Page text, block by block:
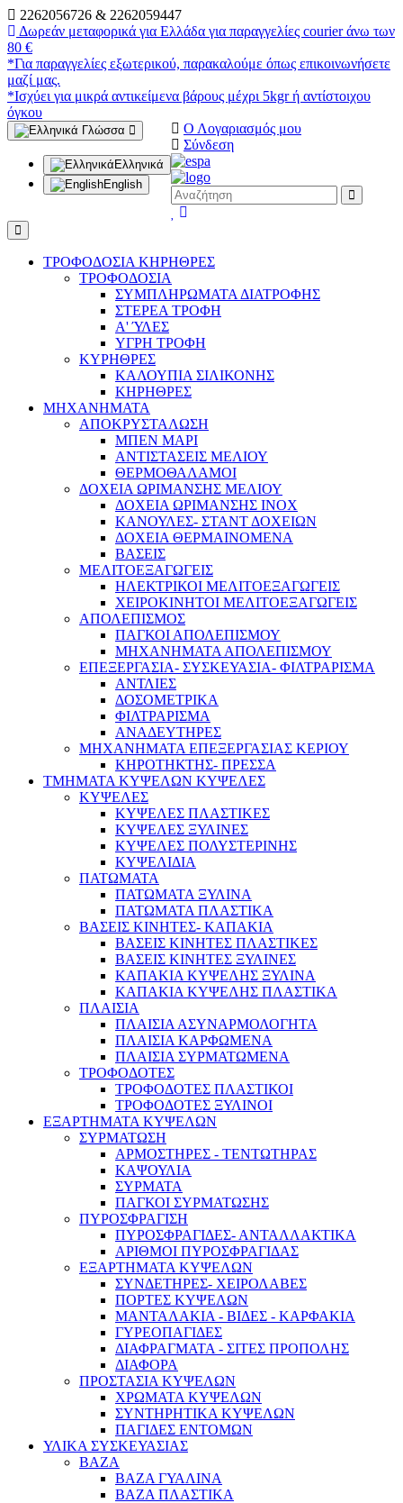
2262056726 & 2262059447
Δωρεάν μεταφορικά για Ελλάδα για παραγγελίες courier άνω των
80 €
*Για παραγγελίες εξωτερικού, παρακαλούμε όπως επικοινωνήσετε
μαζί μας.
*Ισχύει για μικρά αντικείμενα βάρους μέχρι 5kgr ή αντίστοιχου
όγκου
Γλώσσα
Ελληνικά
English
Ο Λογαριασμός μου
Σύνδεση
search
wish
cart
wish
ΤΡΟΦΟΔΟΣΙΑ ΚΗΡΗΘΡΕΣ
ΤΡΟΦΟΔΟΣΙΑ
ΣΥΜΠΛΗΡΩΜΑΤΑ ΔΙΑΤΡΟΦΗΣ
ΣΤΕΡΕΑ ΤΡΟΦΗ
Α' ΎΛΕΣ
ΥΓΡΗ ΤΡΟΦΗ
ΚΥΡΗΘΡΕΣ
ΚΑΛΟΥΠΙΑ ΣΙΛΙΚΟΝΗΣ
ΚΗΡΗΘΡΕΣ
ΜΗΧΑΝΗΜΑΤΑ
ΑΠΟΚΡΥΣΤΑΛΩΣΗ
ΜΠΕΝ ΜΑΡΙ
ΑΝΤΙΣΤΑΣΕΙΣ ΜΕΛΙΟΥ
ΘΕΡΜΟΘΑΛΑΜΟΙ
ΔΟΧΕΙΑ ΩΡΙΜΑΝΣΗΣ ΜΕΛΙΟΥ
ΔΟΧΕΙΑ ΩΡΙΜΑΝΣΗΣ INOX
ΚΑΝΟΥΛΕΣ- ΣΤΑΝΤ ΔΟΧΕΙΩΝ
ΔΟΧΕΙΑ ΘΕΡΜΑΙΝΟΜΕΝΑ
ΒΑΣΕΙΣ
ΜΕΛΙΤΟΕΞΑΓΩΓΕΙΣ
ΗΛΕΚΤΡΙΚΟΙ ΜΕΛΙΤΟΕΞΑΓΩΓΕΙΣ
ΧΕΙΡΟΚΙΝΗΤΟΙ ΜΕΛΙΤΟΕΞΑΓΩΓΕΙΣ
ΑΠΟΛΕΠΙΣΜΟΣ
ΠΑΓΚΟΙ ΑΠΟΛΕΠΙΣΜΟΥ
ΜΗΧΑΝΗΜΑΤΑ ΑΠΟΛΕΠΙΣΜΟΥ
ΕΠΕΞΕΡΓΑΣΙΑ- ΣΥΣΚΕΥΑΣΙΑ- ΦΙΛΤΡΑΡΙΣΜΑ
ΑΝΤΛΙΕΣ
ΔΟΣΟΜΕΤΡΙΚΑ
ΦΙΛΤΡΑΡΙΣΜΑ
ΑΝΑΔΕΥΤΗΡΕΣ
ΜΗΧΑΝΗΜΑΤΑ ΕΠΕΞΕΡΓΑΣΙΑΣ ΚΕΡΙΟΥ
ΚΗΡΟΤΗΚΤΗΣ- ΠΡΕΣΣΑ
ΤΜΗΜΑΤΑ ΚΥΨΕΛΩΝ ΚΥΨΕΛΕΣ
ΚΥΨΕΛΕΣ
ΚΥΨΕΛΕΣ ΠΛΑΣΤΙΚΕΣ
ΚΥΨΕΛΕΣ ΞΥΛΙΝΕΣ
ΚΥΨΕΛΕΣ ΠΟΛΥΣΤΕΡΙΝΗΣ
ΚΥΨΕΛΙΔΙΑ
ΠΑΤΩΜΑΤΑ
ΠΑΤΩΜΑΤΑ ΞΥΛΙΝΑ
ΠΑΤΩΜΑΤΑ ΠΛΑΣΤΙΚΑ
ΒΑΣΕΙΣ ΚΙΝΗΤΕΣ- ΚΑΠΑΚΙΑ
ΒΑΣΕΙΣ ΚΙΝΗΤΕΣ ΠΛΑΣΤΙΚΕΣ
ΒΑΣΕΙΣ ΚΙΝΗΤΕΣ ΞΥΛΙΝΕΣ
ΚΑΠΑΚΙΑ ΚΥΨΕΛΗΣ ΞΥΛΙΝΑ
ΚΑΠΑΚΙΑ ΚΥΨΕΛΗΣ ΠΛΑΣΤΙΚΑ
ΠΛΑΙΣΙΑ
ΠΛΑΙΣΙΑ ΑΣΥΝΑΡΜΟΛΟΓΗΤΑ
ΠΛΑΙΣΙΑ ΚΑΡΦΩΜΕΝΑ
ΠΛΑΙΣΙΑ ΣΥΡΜΑΤΩΜΕΝΑ
ΤΡΟΦΟΔΟΤΕΣ
ΤΡΟΦΟΔΟΤΕΣ ΠΛΑΣΤΙΚΟΙ
ΤΡΟΦΟΔΟΤΕΣ ΞΥΛΙΝΟΙ
ΕΞΑΡΤΗΜΑΤΑ ΚΥΨΕΛΩΝ
ΣΥΡΜΑΤΩΣΗ
ΑΡΜΟΣΤΗΡΕΣ - ΤΕΝΤΩΤΗΡΑΣ
ΚΑΨΟΥΛΙΑ
ΣΥΡΜΑΤΑ
ΠΑΓΚΟΙ ΣΥΡΜΑΤΩΣΗΣ
ΠΥΡΟΣΦΡΑΓΙΣΗ
ΠΥΡΟΣΦΡΑΓΙΔΕΣ- ΑΝΤΑΛΛΑΚΤΙΚΑ
ΑΡΙΘΜΟΙ ΠΥΡΟΣΦΡΑΓΙΔΑΣ
ΕΞΑΡΤΗΜΑΤΑ ΚΥΨΕΛΩΝ
ΣΥΝΔΕΤΗΡΕΣ- ΧΕΙΡΟΛΑΒΕΣ
ΠΟΡΤΕΣ ΚΥΨΕΛΩΝ
ΜΑΝΤΑΛΑΚΙΑ - ΒΙΔΕΣ - ΚΑΡΦΑΚΙΑ
ΓΥΡΕΟΠΑΓΙΔΕΣ
ΔΙΑΦΡΑΓΜΑΤΑ - ΣΙΤΕΣ ΠΡΟΠΟΛΗΣ
ΔΙΑΦΟΡΑ
ΠΡΟΣΤΑΣΙΑ ΚΥΨΕΛΩΝ
ΧΡΩΜΑΤΑ ΚΥΨΕΛΩΝ
ΣΥΝΤΗΡΗΤΙΚΑ ΚΥΨΕΛΩΝ
ΠΑΓΙΔΕΣ ΕΝΤΟΜΩΝ
ΥΛΙΚΑ ΣΥΣΚΕΥΑΣΙΑΣ
ΒΑΖΑ
ΒΑΖΑ ΓΥΑΛΙΝΑ
ΒΑΖΑ ΠΛΑΣΤΙΚΑ